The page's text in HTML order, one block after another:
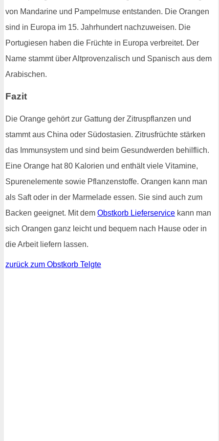
von Mandarine und Pampelmuse entstanden. Die Orangen
sind in Europa im 15. Jahrhundert nachzuweisen. Die
Portugiesen haben die Früchte in Europa verbreitet. Der
Name stammt über Altprovenzalisch und Spanisch aus dem
Arabischen.
Fazit
Die Orange gehört zur Gattung der Zitruspflanzen und
stammt aus China oder Südostasien. Zitrusfrüchte stärken
das Immunsystem und sind beim Gesundwerden behilflich.
Eine Orange hat 80 Kalorien und enthält viele Vitamine,
Spurenelemente sowie Pflanzenstoffe. Orangen kann man
als Saft oder in der Marmelade essen. Sie sind auch zum
Backen geeignet. Mit dem Obstkorb Lieferservice kann man
sich Orangen ganz leicht und bequem nach Hause oder in
die Arbeit liefern lassen.
zurück zum Obstkorb Telgte